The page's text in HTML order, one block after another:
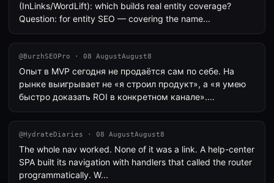
(InLinks/WordLift): which builds real entity coverage?
Question: for entity SEO — covering the name...
@BurzhSEOPro · 08 AugustAugust8
Опыт в MVP сегодня не продаётся сам по себе. На
рынке выигрывает не «я строил продукт», а «я умею
быстро доказать ROI в конкретном канале»....
@HydrateDiaries · 08 AugustAugust8
The whole nav worked. None of it was a link. A help-center
SPA built its navigation with handlers that called the router
programmatically. W...